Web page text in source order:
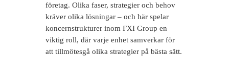
företag. Olika faser, strategier och behov
kräver olika lösningar – och här spelar
koncernstrukturer inom FXI Group en
viktig roll, där varje enhet samverkar för
att tillmötesgå olika strategier på bästa sätt.